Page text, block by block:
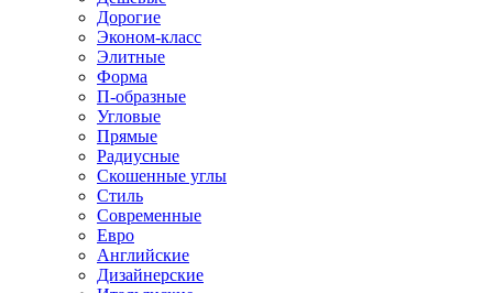
Дорогие
Эконом-класс
Элитные
Форма
П-образные
Угловые
Прямые
Радиусные
Скошенные углы
Стиль
Современные
Евро
Английские
Дизайнерские